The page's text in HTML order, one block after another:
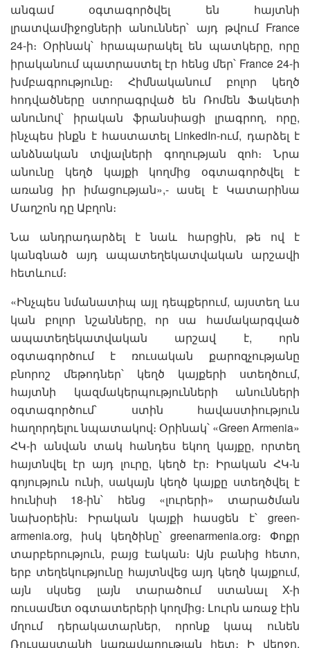
անգամ օգտագործվել են հայտնի
լրատվամիջոցների անուններ՝ այդ թվում France
24-ի։ Օրինակ՝ հրապարակել են պատկերը, որը
իրականում պատրաստել էր հենց մեր՝ France 24-ի
խմբագրությունը։ Հիմնականում բոլոր կեղծ
հոդվածները ստորագրված են Ռոմեն Ֆակետի
անունով՝ իրական ֆրանսիացի լրագրող, որը,
ինչպես ինքն է հաստատել LinkedIn-ում, դարձել է
անձնական տվյալների գողության զոհ։ Նրա
անունը կեղծ կայքի կողմից օգտագործվել է
առանց իր իմացության»,- ասել է Կատարինա
Մաղշոն դը Աբղոն։
Նա անդրադարձել է նաև հարցին, թե ով է
կանգնած այդ ապատեղեկատվական արշավի
հետևում։
«Ինչպես նմանատիպ այլ դեպքերում, այստեղ ևս
կան բոլոր նշանները, որ սա համակարգված
ապատեղեկատվական արշավ է, որն
օգտագործում է ռուսական քարոզչությանը
բնորոշ մեթոդներ՝ կեղծ կայքերի ստեղծում,
հայտնի կազմակերպությունների անունների
օգտագործում՝ ստին հավաստիություն
հաղորդելու նպատակով։ Օրինակ՝ «Green Armenia»
ՀԿ-ի անվան տակ հանդես եկող կայքը, որտեղ
հայտնվել էր այդ լուրը, կեղծ էր։ Իրական ՀԿ-ն
գոյություն ունի, սակայն կեղծ կայքը ստեղծվել է
հունիսի 18-ին՝ հենց «լուրերի» տարածման
նախօրեին։ Իրական կայքի հասցեն է՝ green-
armenia.org, իսկ կեղծինը՝ greenarmenia.org։ Փոքր
տարբերություն, բայց էական։ Այն բանից հետո,
երբ տեղեկությունը հայտնվեց այդ կեղծ կայքում,
այն սկսեց լայն տարածում ստանալ X-ի
ռուսամետ օգտատերերի կողմից։ Լուրն առաջ էին
մղում դերակատարներ, որոնք կապ ունեն
Ռուսաստանի կառավարության հետ։ Ի վերջո,